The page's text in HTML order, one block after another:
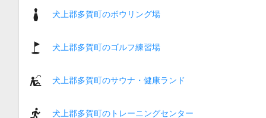
犬上郡多賀町のボウリング場
犬上郡多賀町のゴルフ練習場
犬上郡多賀町のサウナ・健康ランド
犬上郡多賀町のトレーニングセンター